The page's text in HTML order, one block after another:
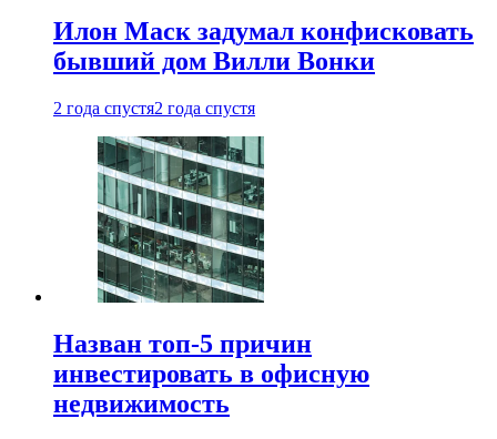
Илон Маск задумал конфисковать
бывший дом Вилли Вонки
2 года спустя2 года спустя
Назван топ-5 причин
инвестировать в офисную
недвижимость